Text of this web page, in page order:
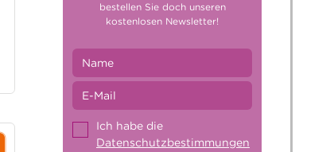
bestellen Sie doch unseren
kostenlosen Newsletter!
Ich habe die
Datenschutzbestimmungen